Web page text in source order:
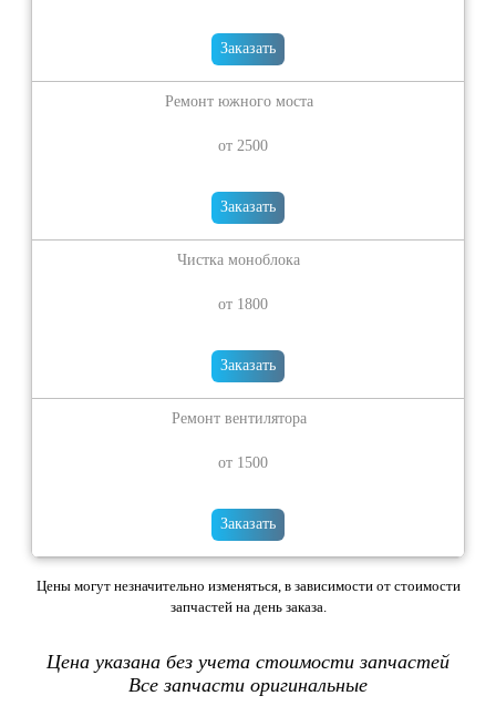
Заказать
Ремонт южного моста
от 2500
Заказать
Чистка моноблока
от 1800
Заказать
Ремонт вентилятора
от 1500
Заказать
Цены могут незначительно изменяться, в зависимости от стоимости
запчастей на день заказа.
Цена указана без учета стоимости запчастей
Все запчасти оригинальные